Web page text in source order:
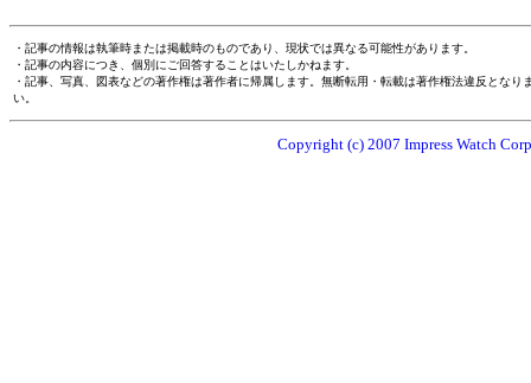
・記事の情報は執筆時または掲載時のものであり、現状では異なる可能性があります。
・記事の内容につき、個別にご回答することはいたしかねます。
・記事、写真、図表などの著作権は著作者に帰属します。無断転用・転載は著作権法違反とな
い。
Copyright (c) 2007 Impress Watch